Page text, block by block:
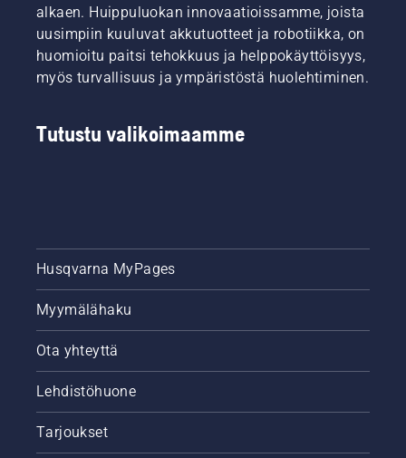
alkaen. Huippuluokan innovaatioissamme, joista
uusimpiin kuuluvat akkutuotteet ja robotiikka, on
huomioitu paitsi tehokkuus ja helppokäyttöisyys,
myös turvallisuus ja ympäristöstä huolehtiminen.
Tutustu valikoimaamme
Husqvarna MyPages
Myymälähaku
Ota yhteyttä
Lehdistöhuone
Tarjoukset